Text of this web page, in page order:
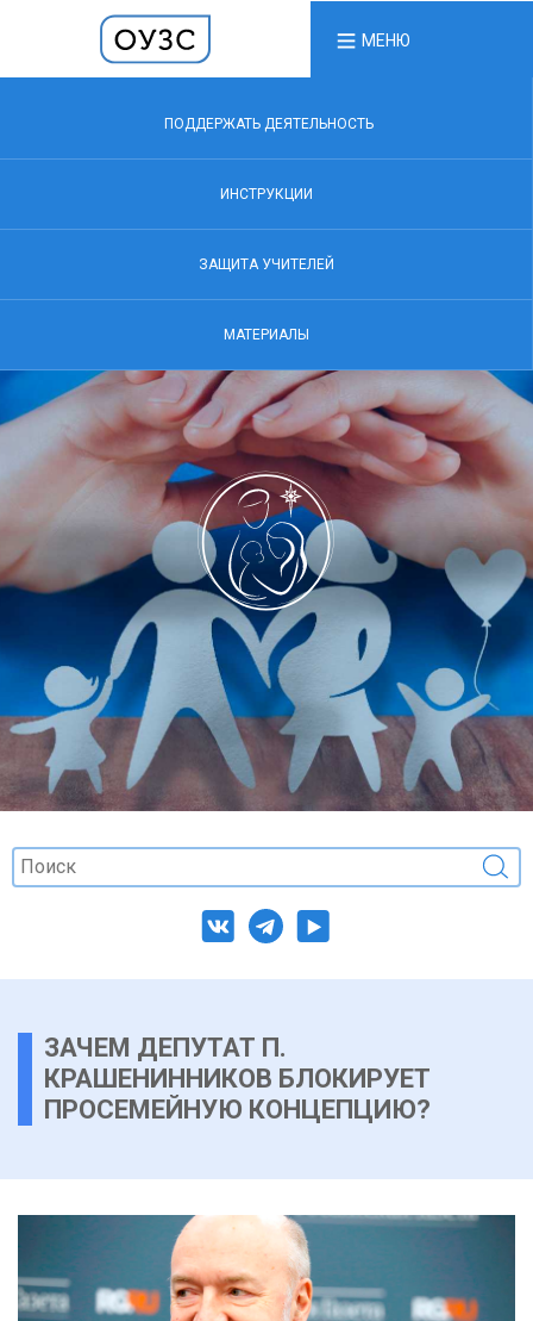
МЕНЮ
ПОДДЕРЖАТЬ ДЕЯТЕЛЬНОСТЬ
ИНСТРУКЦИИ
ЗАЩИТА УЧИТЕЛЕЙ
МАТЕРИАЛЫ
ЗАЧЕМ ДЕПУТАТ П.
КРАШЕНИННИКОВ БЛОКИРУЕТ
ПРОСЕМЕЙНУЮ КОНЦЕПЦИЮ?